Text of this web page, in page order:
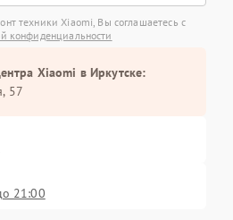
техники Xiaomi, Вы соглашаетесь с
конфиденциальности
Xiaomi в Иркутске:
57
21:00